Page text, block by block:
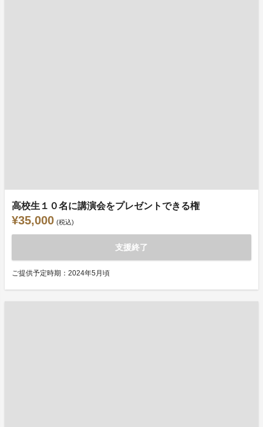
高校生１０名に講演会をプレゼントできる権
¥35,000 (税込)
支援終了
ご提供予定時期：2024年5月頃